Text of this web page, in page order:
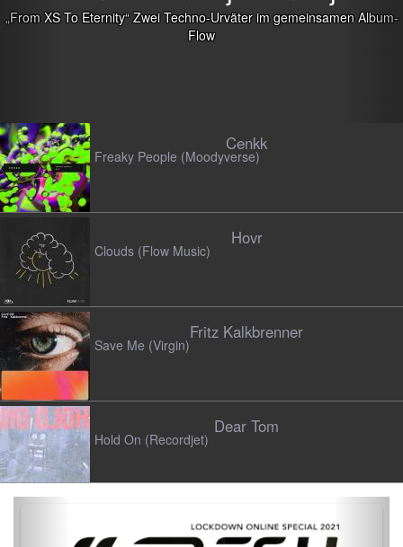
Urväter im gemeinsamen Album-
Cenkk
Freaky People (Moodyverse)
Hovr
Clouds (Flow Music)
Fritz Kalkbrenner
Save Me (Virgin)
Dear Tom
Hold On (Recordjet)
N/UM
Fade The Heart (Ninetofire)